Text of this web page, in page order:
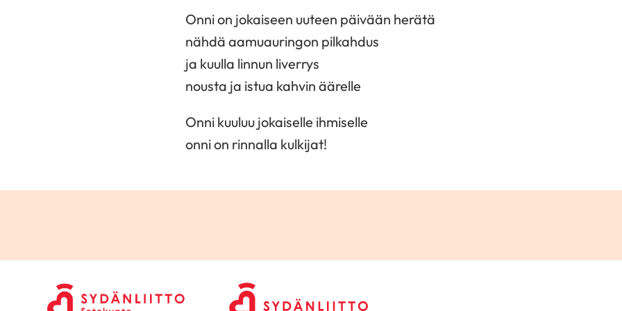
Onni on jokaiseen uuteen päivään herätä
nähdä aamuauringon pilkahdus
ja kuulla linnun liverrys
nousta ja istua kahvin äärelle
Onni kuuluu jokaiselle ihmiselle
onni on rinnalla kulkijat!